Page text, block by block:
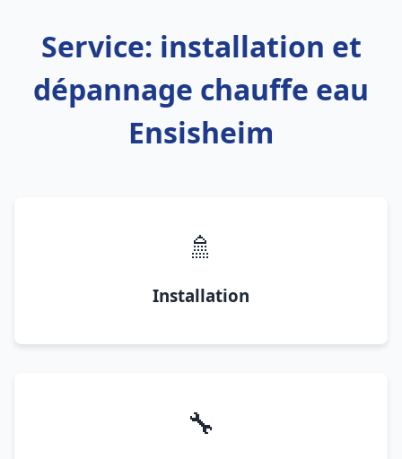
Service: installation et
dépannage chauffe eau
Ensisheim
🚿
Installation
🔧